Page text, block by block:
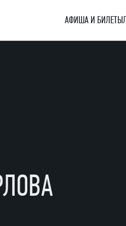
и балета
АФИША И БИЛЕТЫ